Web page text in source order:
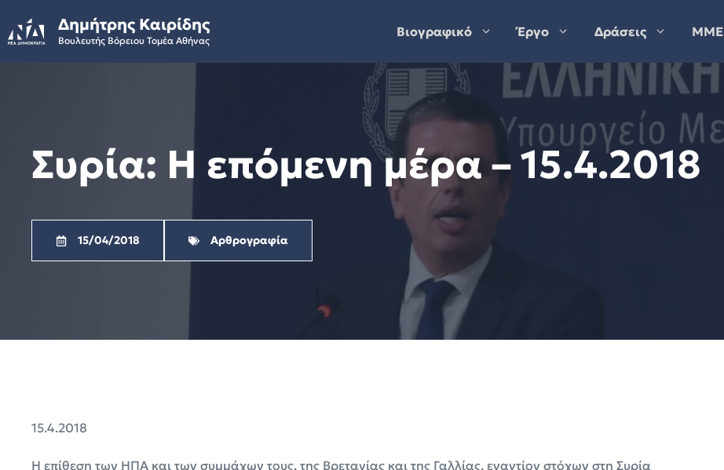
to
content
Δημήτρης Καιρίδης
Βουλευτής Βόρειου Τομέα Αθήνας
Βιογραφικό Έργο Δράσεις ΜΜΕ
Συρία: Η επόμενη μέρα – 15.4.2018
15/04/2018 Αρθρογραφία
15.4.2018
Η επίθεση των ΗΠΑ και των συμμάχων τους, της Βρετανίας και της Γαλλίας, εναντίον στόχων στη Συρία